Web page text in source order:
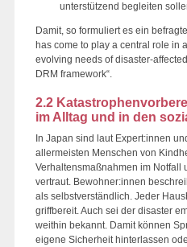
unterstützend begleiten
Damit, so formuliert es ein
has come to play a central role in
evolving needs of disaster-
DRM framework“.
2.2
im Alltag und in den
In Japan sind laut Expert:innen
allermeisten Menschen von
Verhaltensmaßnahmen im Notfall
vertraut. Bewohner:innen
als selbstverständlich. Jeder
griffbereit. Auch sei der disaster
weithin bekannt. Damit können
eigene Sicherheit hinterlassen